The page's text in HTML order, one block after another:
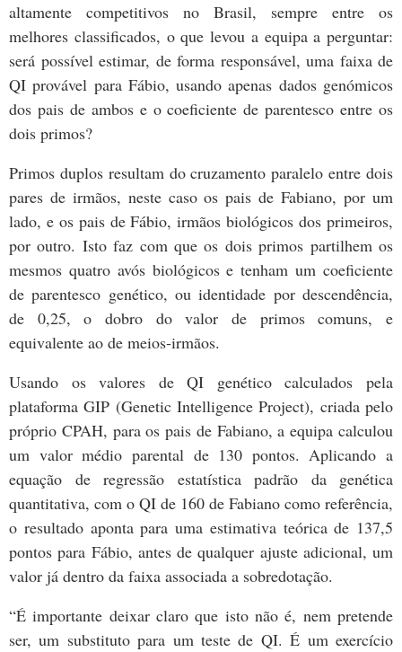
altamente competitivos no Brasil, sempre entre os
melhores classificados, o que levou a equipa a perguntar:
será possível estimar, de forma responsável, uma faixa de
QI provável para Fábio, usando apenas dados genómicos
dos pais de ambos e o coeficiente de parentesco entre os
dois primos?
Primos duplos resultam do cruzamento paralelo entre dois
pares de irmãos, neste caso os pais de Fabiano, por um
lado, e os pais de Fábio, irmãos biológicos dos primeiros,
por outro. Isto faz com que os dois primos partilhem os
mesmos quatro avós biológicos e tenham um coeficiente
de parentesco genético, ou identidade por descendência,
de 0,25, o dobro do valor de primos comuns, e
equivalente ao de meios-irmãos.
Usando os valores de QI genético calculados pela
plataforma GIP (Genetic Intelligence Project), criada pelo
próprio CPAH, para os pais de Fabiano, a equipa calculou
um valor médio parental de 130 pontos. Aplicando a
equação de regressão estatística padrão da genética
quantitativa, com o QI de 160 de Fabiano como referência,
o resultado aponta para uma estimativa teórica de 137,5
pontos para Fábio, antes de qualquer ajuste adicional, um
valor já dentro da faixa associada a sobredotação.
“É importante deixar claro que isto não é, nem pretende
ser, um substituto para um teste de QI. É um exercício